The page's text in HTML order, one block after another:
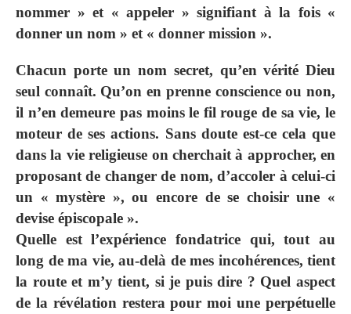
nommer » et « appeler » signifiant à la fois «
donner un nom » et « donner mission ».
Chacun porte un nom secret, qu’en vérité Dieu
seul connaît. Qu’on en prenne conscience ou non,
il n’en demeure pas moins le fil rouge de sa vie, le
moteur de ses actions. Sans doute est-ce cela que
dans la vie religieuse on cherchait à approcher, en
proposant de changer de nom, d’accoler à celui-ci
un « mystère », ou encore de se choisir une «
devise épiscopale ».
Quelle est l’expérience fondatrice qui, tout au
long de ma vie, au-delà de mes incohérences, tient
la route et m’y tient, si je puis dire ? Quel aspect
de la révélation restera pour moi une perpétuelle